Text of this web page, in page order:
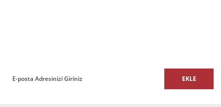
EKLE